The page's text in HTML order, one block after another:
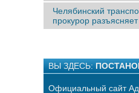
Челябинский
прокурор разъясняет
ВЫ ЗДЕСЬ:
Официальный сайт